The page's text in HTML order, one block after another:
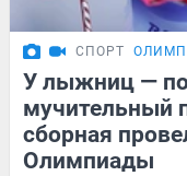
СПОРТ
У лыжниц —
мучительный
сборная
Олимпиады